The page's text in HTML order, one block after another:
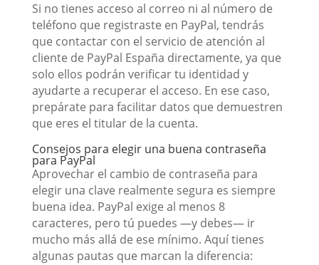
Si no tienes acceso al correo ni al número de
teléfono que registraste en PayPal, tendrás
que contactar con el servicio de atención al
cliente de PayPal España directamente, ya que
solo ellos podrán verificar tu identidad y
ayudarte a recuperar el acceso. En ese caso,
prepárate para facilitar datos que demuestren
que eres el titular de la cuenta.
Consejos para elegir una buena contraseña
para PayPal
Aprovechar el cambio de contraseña para
elegir una clave realmente segura es siempre
buena idea. PayPal exige al menos 8
caracteres, pero tú puedes —y debes— ir
mucho más allá de ese mínimo. Aquí tienes
algunas pautas que marcan la diferencia: